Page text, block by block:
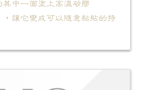
其中一面塗上高溫矽膠
，讓它變成可以隨意黏貼的特